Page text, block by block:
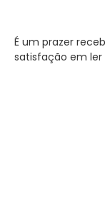
É um prazer
satisfação em ler